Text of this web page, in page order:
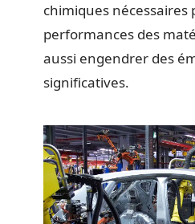
chimiques
performances des
aussi engendrer des
significatives.